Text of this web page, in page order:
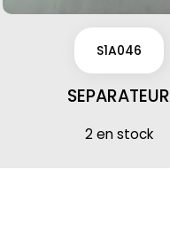
S1A046
SEPARATEUR
2 en stock